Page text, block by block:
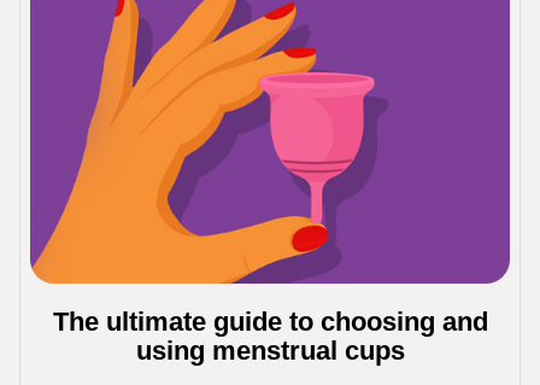
The ultimate guide to choosing and
using menstrual cups